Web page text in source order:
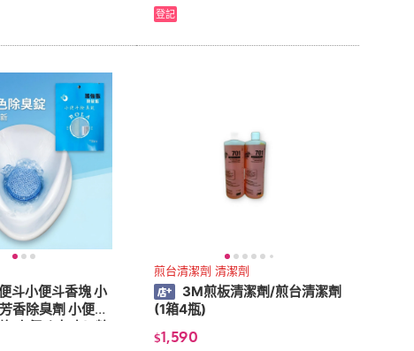
登記
斗小便斗香塊 小
香除臭劑 小便斗
小便斗去味(5粒)
煎台清潔劑 清潔劑
3M煎板清潔劑/煎台清潔劑
(1箱4瓶)
$1,590